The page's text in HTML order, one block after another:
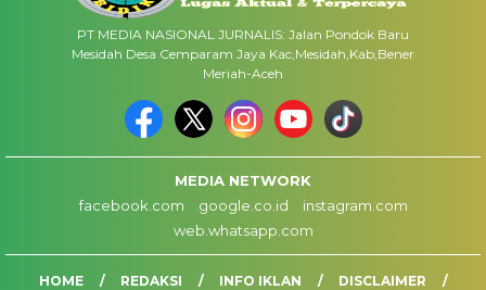
PT MEDIA NASIONAL JURNALIS: Jalan Pondok Baru
Mesidah Desa Cemparam Jaya Kac,Mesidah,Kab,Bener
Meriah-Aceh
MEDIA NETWORK
facebook.com
google.co.id
instagram.com
web.whatsapp.com
HOME REDAKSI INFO IKLAN
DISCLAIMER